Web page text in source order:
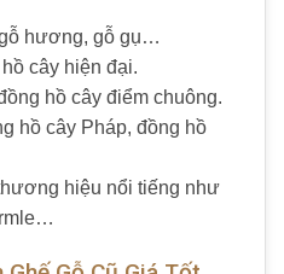
hương, gỗ gụ…
cây hiện đại.
hồ cây điểm chuông.
hồ cây Pháp, đồng hồ
hiệu nổi tiếng như